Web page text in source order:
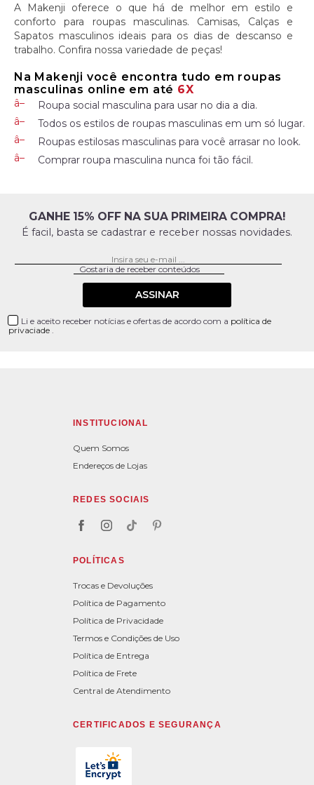
A Makenji oferece o que há de melhor em estilo e
conforto para roupas masculinas. Camisas, Calças e
Sapatos masculinos ideais para os dias de descanso e
trabalho. Confira nossa variedade de peças!
Na Makenji você encontra tudo em roupas
masculinas online em até 6X
Roupa social masculina para usar no dia a dia.
Todos os estilos de roupas masculinas em um só lugar.
Roupas estilosas masculinas para você arrasar no look.
Comprar roupa masculina nunca foi tão fácil.
GANHE 15% OFF NA SUA PRIMEIRA COMPRA!
É facil, basta se cadastrar e receber nossas novidades.
ASSINAR
Li e aceito receber notícias e ofertas de acordo com a política de
privaciade
INSTITUCIONAL
Quem Somos
Endereços de Lojas
REDES SOCIAIS
POLÍTICAS
Trocas e Devoluções
Política de Pagamento
Política de Privacidade
Termos e Condições de Uso
Política de Entrega
Política de Frete
Central de Atendimento
CERTIFICADOS E SEGURANÇA